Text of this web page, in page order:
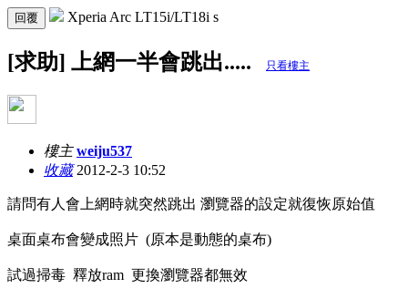
回覆 Xperia Arc LT15i/LT18i s
[求助] 上網一半會跳出..... 只看樓主
樓主 weiju537
收藏2012-2-3 10:52
請問有人會上網時就突然跳出 瀏覽器的設定就復恢原始值
桌面桌布會變成照片 (原本是動態的桌布)
試過掃毒 釋放ram 更換瀏覽器都無效